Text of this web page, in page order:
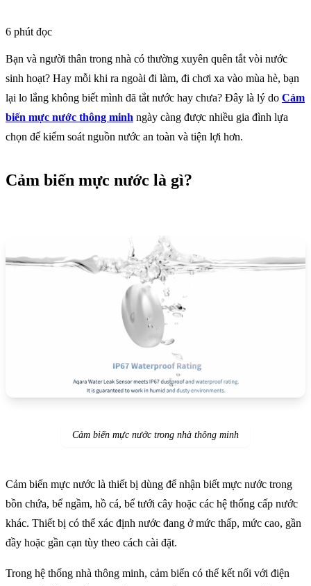
6 phút đọc
Bạn và người thân trong nhà có thường xuyên quên tắt vòi nước
sinh hoạt? Hay mỗi khi ra ngoài đi làm, đi chơi xa vào mùa hè, bạn
lại lo lắng không biết mình đã tắt nước hay chưa? Đây là lý do Cảm
biến mực nước thông minh ngày càng được nhiều gia đình lựa
chọn để kiểm soát nguồn nước an toàn và tiện lợi hơn.
Cảm biến mực nước là gì?
Cảm biến mực nước trong nhà thông minh
Cảm biến mực nước là thiết bị dùng để nhận biết mực nước trong
bồn chứa, bể ngầm, hồ cá, bể tưới cây hoặc các hệ thống cấp nước
khác. Thiết bị có thể xác định nước đang ở mức thấp, mức cao, gần
đầy hoặc gần cạn tùy theo cách cài đặt.
Trong hệ thống nhà thông minh, cảm biến có thể kết nối với điện